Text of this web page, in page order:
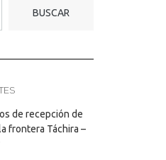
BUSCAR
de recepción de
frontera Táchira –